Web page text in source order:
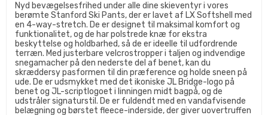
Nyd bevægelsesfrihed under alle dine skieventyr i vores
berømte Stanford Ski Pants, der er lavet af LX Softshell med
en 4-way-stretch. De er designet til maksimal komfort og
funktionalitet, og de har polstrede knæ for ekstra
beskyttelse og holdbarhed, så de er ideelle til udfordrende
terræn. Med justerbare velcrostropper i taljen og indvendige
snegamacher på den nederste del af benet, kan du
skræddersy pasformen til din præference og holde sneen på
ude. De er udsmykket med det ikoniske JL Bridge-logo på
benet og JL-scriptlogoet i linningen midt bagpå, og de
udstråler signaturstil. De er fuldendt med en vandafvisende
belægning og børstet fleece-inderside, der giver uovertruffen